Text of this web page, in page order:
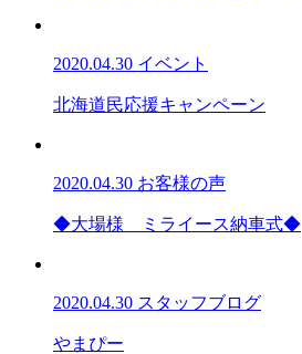
2020.04.30 イベント
北海道民応援キャンペーン
2020.04.30 お客様の声
◆大場様 ミライース納車式◆
2020.04.30 スタッフブログ
やまぴー